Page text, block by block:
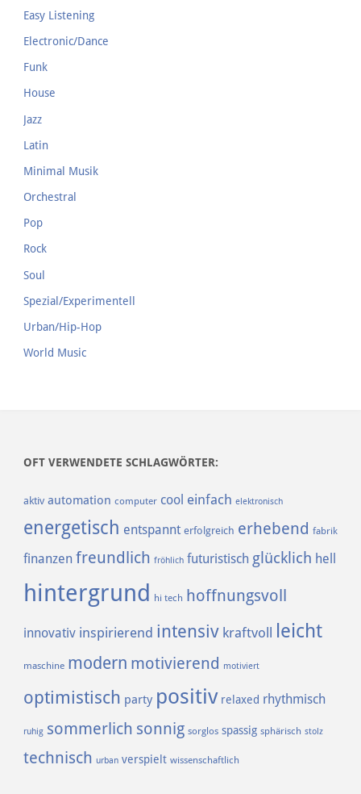
Easy Listening
Electronic/Dance
Funk
House
Jazz
Latin
Minimal Musik
Orchestral
Pop
Rock
Soul
Spezial/Experimentell
Urban/Hip-Hop
World Music
OFT VERWENDETE SCHLAGWÖRTER:
aktiv automation computer cool einfach elektronisch
energetisch entspannt erfolgreich erhebend fabrik
finanzen freundlich fröhlich futuristisch glücklich hell
hintergrund hi tech hoffnungsvoll
innovativ inspirierend intensiv kraftvoll leicht
maschine modern motivierend motiviert
optimistisch party positiv relaxed rhythmisch
ruhig sommerlich sonnig sorglos spassig sphärisch stolz
technisch urban verspielt wissenschaftlich